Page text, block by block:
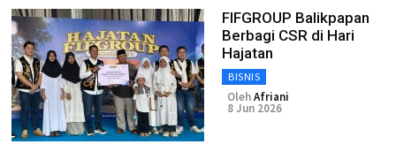
FIFGROUP Balikpapan
Berbagi CSR di Hari
Hajatan
BISNIS
OlehAfriani
8 Jun 2026